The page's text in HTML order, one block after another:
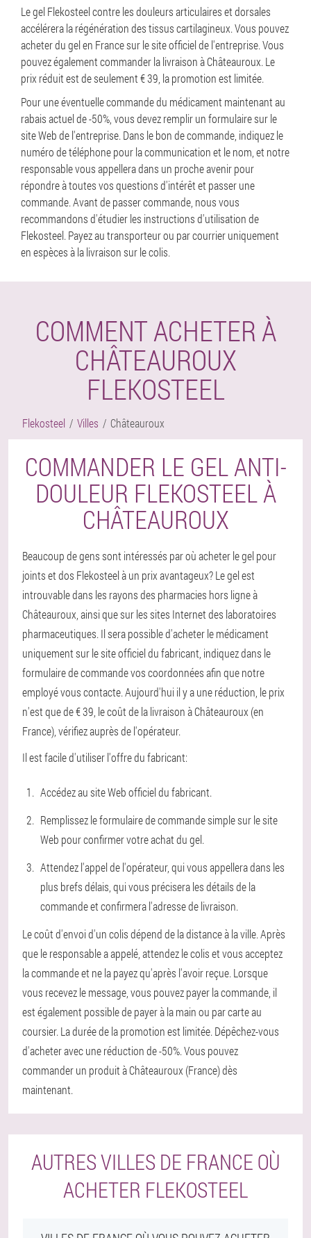
Le gel Flekosteel contre les douleurs articulaires et dorsales
accélérera la régénération des tissus cartilagineux. Vous pouvez
acheter du gel en France sur le site officiel de l'entreprise. Vous
pouvez également commander la livraison à Châteauroux. Le
prix réduit est de seulement € 39, la promotion est limitée.
Pour une éventuelle commande du médicament maintenant au
rabais actuel de -50%, vous devez remplir un formulaire sur le
site Web de l'entreprise. Dans le bon de commande, indiquez le
numéro de téléphone pour la communication et le nom, et notre
responsable vous appellera dans un proche avenir pour
répondre à toutes vos questions d'intérêt et passer une
commande. Avant de passer commande, nous vous
recommandons d'étudier les instructions d'utilisation de
Flekosteel. Payez au transporteur ou par courrier uniquement
en espèces à la livraison sur le colis.
COMMENT ACHETER À
CHÂTEAUROUX
FLEKOSTEEL
Flekosteel Villes Châteauroux
COMMANDER LE GEL ANTI-
DOULEUR FLEKOSTEEL À
CHÂTEAUROUX
Beaucoup de gens sont intéressés par où acheter le gel pour
joints et dos Flekosteel à un prix avantageux? Le gel est
introuvable dans les rayons des pharmacies hors ligne à
Châteauroux, ainsi que sur les sites Internet des laboratoires
pharmaceutiques. Il sera possible d'acheter le médicament
uniquement sur le site officiel du fabricant, indiquez dans le
formulaire de commande vos coordonnées afin que notre
employé vous contacte. Aujourd'hui il y a une réduction, le prix
n'est que de € 39, le coût de la livraison à Châteauroux (en
France), vérifiez auprès de l'opérateur.
Il est facile d'utiliser l'offre du fabricant:
Accédez au site Web officiel du fabricant.
Remplissez le formulaire de commande simple sur le site
Web pour confirmer votre achat du gel.
Attendez l'appel de l'opérateur, qui vous appellera dans les
plus brefs délais, qui vous précisera les détails de la
commande et confirmera l'adresse de livraison.
Le coût d'envoi d'un colis dépend de la distance à la ville. Après
que le responsable a appelé, attendez le colis et vous acceptez
la commande et ne la payez qu'après l'avoir reçue. Lorsque
vous recevez le message, vous pouvez payer la commande, il
est également possible de payer à la main ou par carte au
coursier. La durée de la promotion est limitée. Dépêchez-vous
d'acheter avec une réduction de -50%. Vous pouvez
commander un produit à Châteauroux (France) dès
maintenant.
AUTRES VILLES DE FRANCE OÙ
ACHETER FLEKOSTEEL